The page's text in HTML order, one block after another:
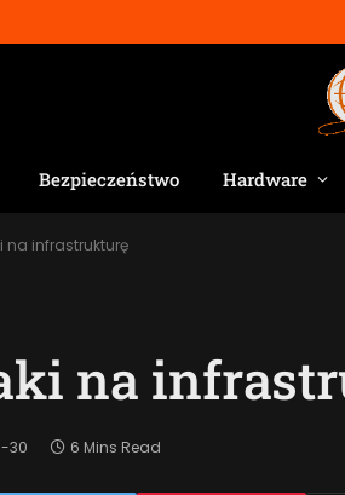
Bezpieczeństwo Hardware
na infrastrukturę
na
30 6 Mins Read